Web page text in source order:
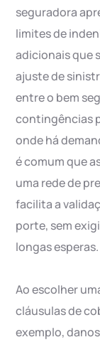
seguradora
limites de
adicionais que
ajuste de
entre o bem
contingências
onde há
é comum que
uma rede de
facilita a
porte, sem
longas esperas.
Ao escolher
cláusulas de
exemplo,